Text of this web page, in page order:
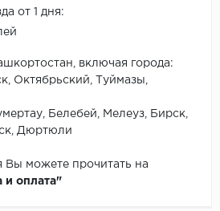
от 1 дня:
включая города:
Октябрьский, Туймазы,
Белебей, Мелеуз, Бирск,
Дюртюли
Вы можете прочитать на
и оплата"